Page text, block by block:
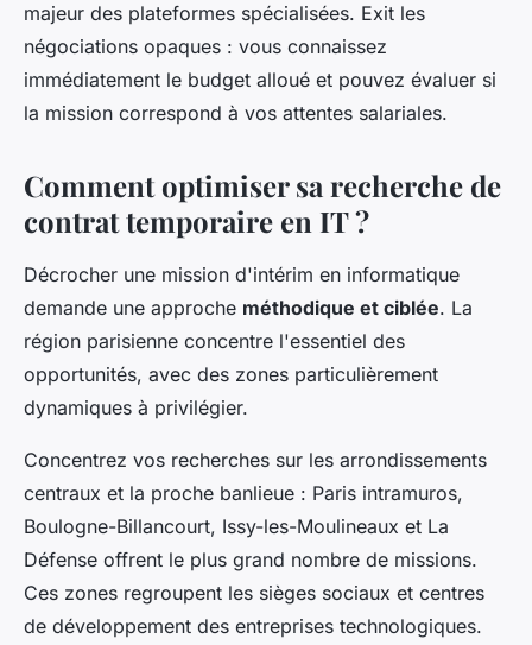
majeur des plateformes spécialisées. Exit les
négociations opaques : vous connaissez
immédiatement le budget alloué et pouvez évaluer si
la mission correspond à vos attentes salariales.
Comment optimiser sa recherche de
contrat temporaire en IT ?
Décrocher une mission d'intérim en informatique
demande une approche méthodique et ciblée. La
région parisienne concentre l'essentiel des
opportunités, avec des zones particulièrement
dynamiques à privilégier.
Concentrez vos recherches sur les arrondissements
centraux et la proche banlieue : Paris intramuros,
Boulogne-Billancourt, Issy-les-Moulineaux et La
Défense offrent le plus grand nombre de missions.
Ces zones regroupent les sièges sociaux et centres
de développement des entreprises technologiques.